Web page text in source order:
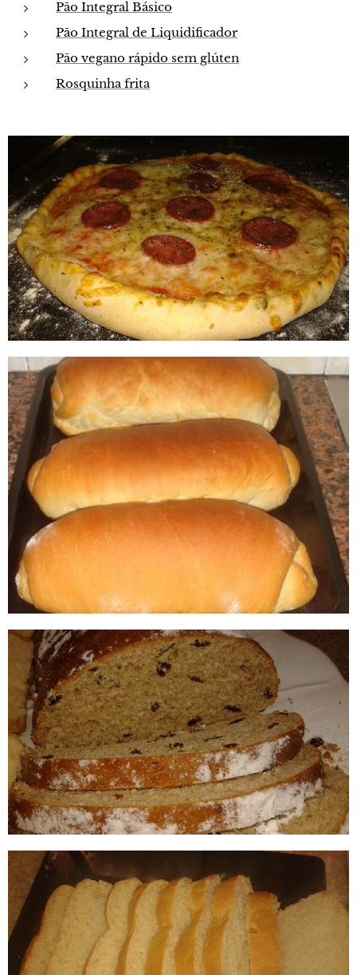
Pão Integral Básico
Pão Integral de Liquidificador
Pão vegano rápido sem glúten
Rosquinha frita